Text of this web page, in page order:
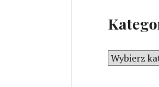
na międzynarodowych wodach:
K